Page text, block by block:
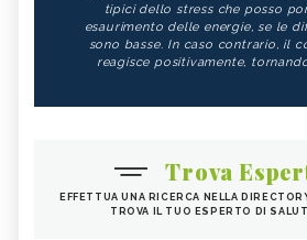
tipici dello stress che posso
esaurimento delle energie, se le
sono basse. In caso contrario, il
reagisce positivamente,
Trova
EFFETTUA UNA RICERCA NELLA
TROVA IL TUO ESPERTO DI